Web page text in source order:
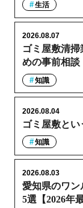
生活
ゴミ屋敷清
めの事前相談
2026.08.07
知識
ゴミ屋敷と
2026.08.04
知識
愛知県のワン
5選【2026年
2026.08.03